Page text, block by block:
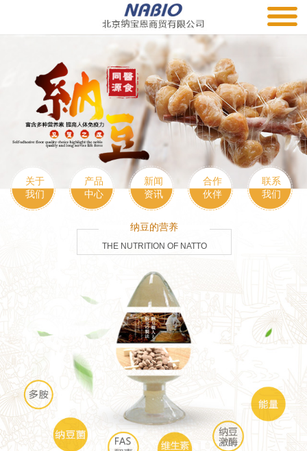
关于
我们
产品
中心
新闻
资讯
合作
伙伴
联系
我们
THE NUTRITION OF NATTO
纳豆的营养